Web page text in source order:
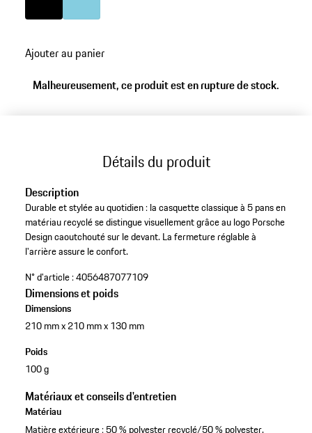
aux
(Couleur)
Ajouter au panier
Malheureusement, ce produit est en rupture de stock.
Détails du produit
Description
Durable et stylée au quotidien : la casquette classique à 5 pans en
matériau recyclé se distingue visuellement grâce au logo Porsche
Design caoutchouté sur le devant. La fermeture réglable à
l'arrière assure le confort.
N° d'article :4056487077109
Dimensions et poids
Dimensions
210 mm x 210 mm x 130 mm
Poids
100 g
Matériaux et conseils d'entretien
Matériau
Matière extérieure : 50 % polyester recyclé/50 % polyester.